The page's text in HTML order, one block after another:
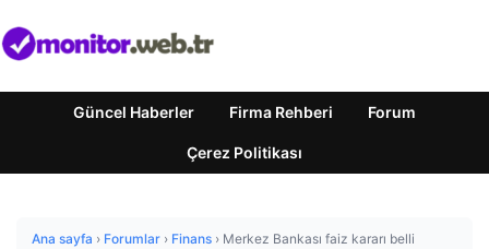
Güncel Haberler Firma Rehberi Forum
Çerez Politikası
Ana sayfa › Forumlar › Finans › Merkez Bankası faiz kararı belli